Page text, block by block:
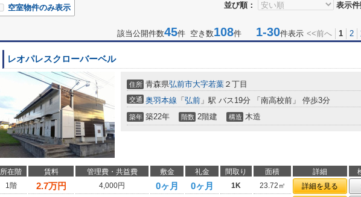
並び順： 表示件
空室物件のみ表示
該当公開件数45件 空き数108件 1-30件表示 <<前へ 1 2
レオパレスクローバーベル
住所 青森県弘前市大字若葉 ２丁目
交通 奥羽本線 「 弘前 」駅 バス19分 「南高校前」 停歩3分
築年 築22年 階数 2階建 構造 木造
所在階 賃料 管理費・共益費 敷金 礼金 間取り 面積 詳細
1階
2.7万円 4,000円 0ヶ月 0ヶ月 1K 23.72㎡ 詳細を見る